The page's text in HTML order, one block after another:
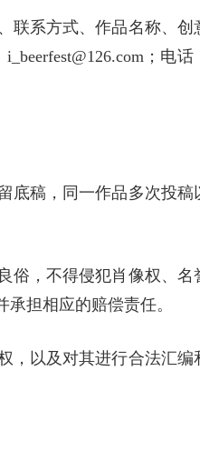
联系方式、作品名称、创
；电话
底稿，同一作品多次投稿
俗，不得侵犯肖像权、名
担相应的赔偿责任。
，以及对其进行合法汇编